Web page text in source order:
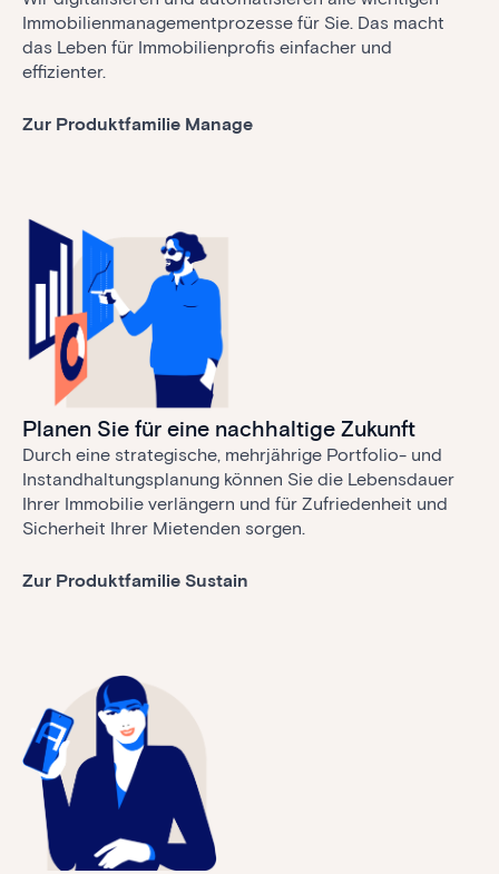
Immobilienmanagementprozesse für Sie. Das macht
das Leben für Immobilienprofis einfacher und
effizienter.
Zur Produktfamilie Manage
Planen Sie für eine nachhaltige Zukunft
Durch eine strategische, mehrjährige Portfolio- und
Instandhaltungsplanung können Sie die Lebensdauer
Ihrer Immobilie verlängern und für Zufriedenheit und
Sicherheit Ihrer Mietenden sorgen.
Zur Produktfamilie Sustain